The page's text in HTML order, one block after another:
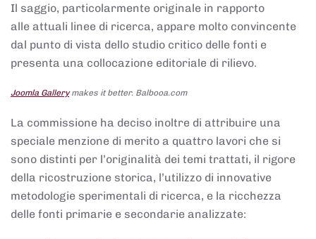
Il saggio, particolarmente originale in rapporto
alle attuali linee di ricerca, appare molto convincente
dal punto di vista dello studio critico delle fonti e
presenta una collocazione editoriale di rilievo.
Joomla Gallerymakes it better. Balbooa.com
La commissione ha deciso inoltre di attribuire una
speciale menzione di merito a quattro lavori che si
sono distinti per l’originalità dei temi trattati, il rigore
della ricostruzione storica, l’utilizzo di innovative
metodologie sperimentali di ricerca, e la ricchezza
delle fonti primarie e secondarie analizzate: